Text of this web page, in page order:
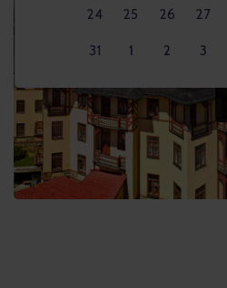
24 25 26 27
31 1 2 3